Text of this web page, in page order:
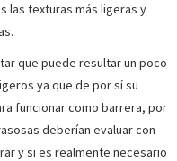
las texturas más ligeras y
que puede resultar un poco
ya que de por sí su
funcionar como barrera, por
deberían evaluar con
y si es realmente necesario